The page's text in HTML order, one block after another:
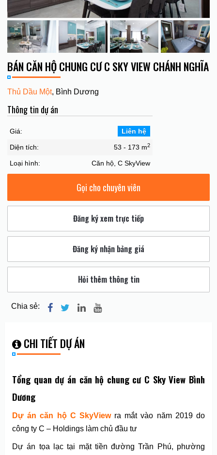
BÁN CĂN HỘ CHUNG CƯ C SKY VIEW CHÁNH NGHĨA
Thủ Dầu Một, Bình Dương
Thông tin dự án
Giá: Liên hệ
Diện tích: 53 - 173 m2
Loại hình: Căn hộ, C SkyView
Gọi cho chuyên viên
Đăng ký xem trực tiếp
Đăng ký nhận bảng giá
Hỏi thêm thông tin
Chia sẻ:
CHI TIẾT DỰ ÁN
Tổng quan dự án căn hộ chung cư C Sky View Bình
Dương
Dự án căn hộ C SkyViewra mắt vào năm 2019 do
công ty C – Holdings làm chủ đầu tư
Dự án tọa lạc tại mặt tiền đường Trần Phú, phường